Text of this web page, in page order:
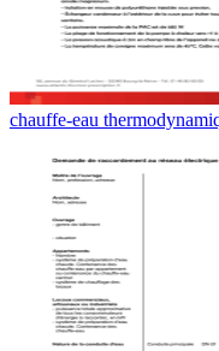
chauffe-eau